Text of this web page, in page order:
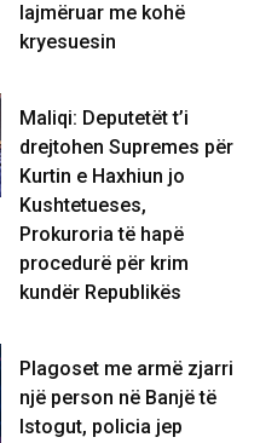
lajmëruar me kohë
kryesuesin
Maliqi: Deputetët t’i
drejtohen Supremes për
Kurtin e Haxhiun jo
Kushtetueses,
Prokuroria të hapë
procedurë për krim
kundër Republikës
Plagoset me armë zjarri
një person në Banjë të
Istogut, policia jep